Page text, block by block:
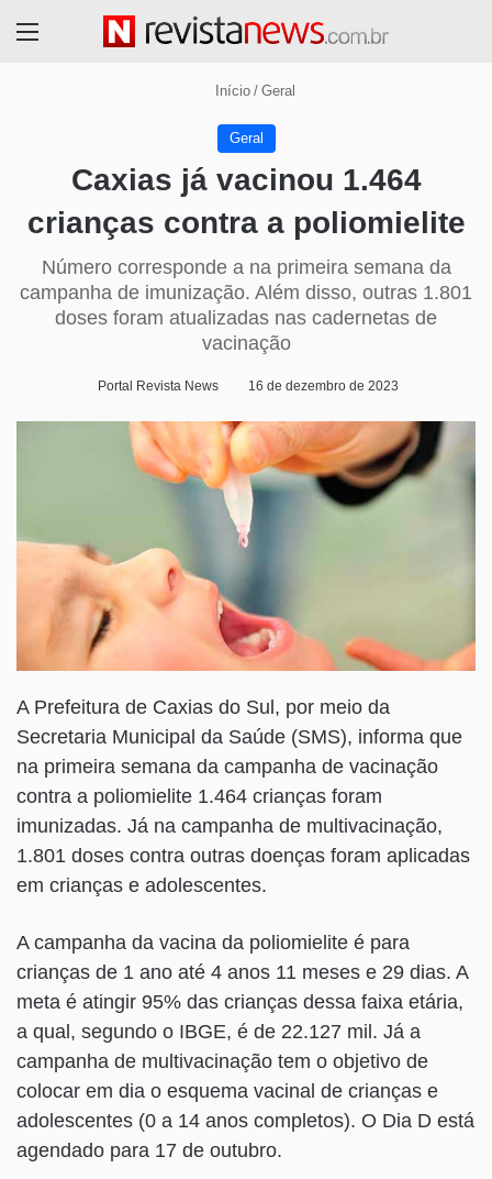
Início / Geral
Geral
Caxias já vacinou 1.464
crianças contra a poliomielite
Número corresponde a na primeira semana da
campanha de imunização. Além disso, outras 1.801
doses foram atualizadas nas cadernetas de
vacinação
Portal Revista News 16 de dezembro de 2023
A Prefeitura de Caxias do Sul, por meio da
Secretaria Municipal da Saúde (SMS), informa que
na primeira semana da campanha de vacinação
contra a poliomielite 1.464 crianças foram
imunizadas. Já na campanha de multivacinação,
1.801 doses contra outras doenças foram aplicadas
em crianças e adolescentes.
A campanha da vacina da poliomielite é para
crianças de 1 ano até 4 anos 11 meses e 29 dias. A
meta é atingir 95% das crianças dessa faixa etária,
a qual, segundo o IBGE, é de 22.127 mil. Já a
campanha de multivacinação tem o objetivo de
colocar em dia o esquema vacinal de crianças e
adolescentes (0 a 14 anos completos). O Dia D está
agendado para 17 de outubro.